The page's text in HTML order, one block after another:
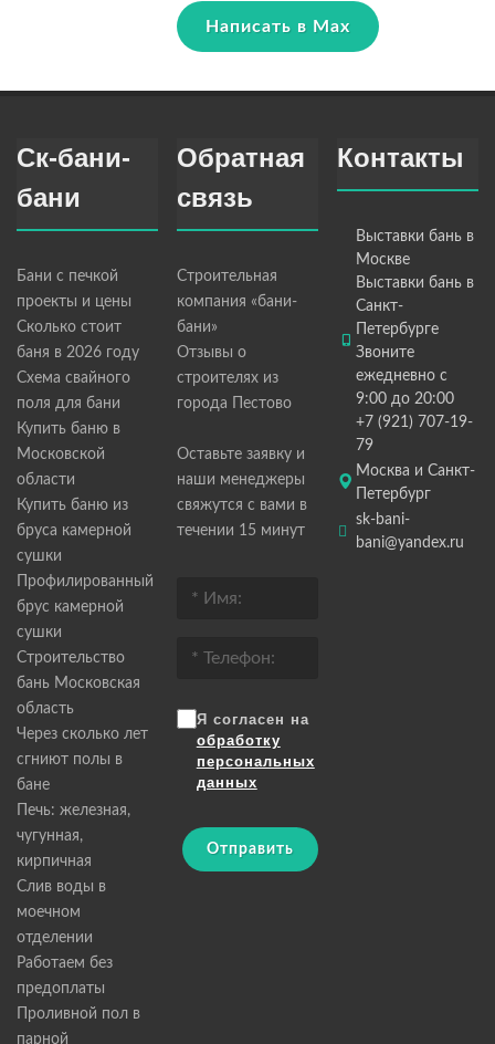
Написать в Max
Ск-бани-
бани
Бани с печкой
проекты и цены
Сколько стоит
баня в 2026 году
Схема свайного
поля для бани
Купить баню в
Московской
области
Купить баню из
бруса камерной
сушки
Профилированный
брус камерной
сушки
Строительство
бань Московская
область
Через сколько лет
сгниют полы в
бане
Печь: железная,
чугунная,
кирпичная
Слив воды в
моечном
отделении
Работаем без
предоплаты
Проливной пол в
парной
Обратная
связь
Строительная
компания «бани-
бани»
Отзывы о
строителях из
города Пестово
Оставьте заявку и
наши менеджеры
свяжутся с вами в
течении 15 минут
Я согласен на
обработку
персональных
данных
Отправить
Контакты
Выставки бань в
Москве
Выставки бань в
Санкт-
Петербурге
Звоните
ежедневно с
9:00 до 20:00
+7 (921) 707-19-
79
Москва и Санкт-
Петербург
sk-bani-
bani@yandex.ru